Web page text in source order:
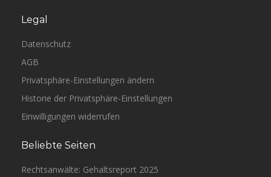
Legal
Datenschutz
AGB
Privatsphäre-Einstellungen ändern
Historie der Privatsphäre-Einstellungen
Einwilligungen widerrufen
Beliebte Seiten
Rechtsanwälte: Gehaltsreport 2025